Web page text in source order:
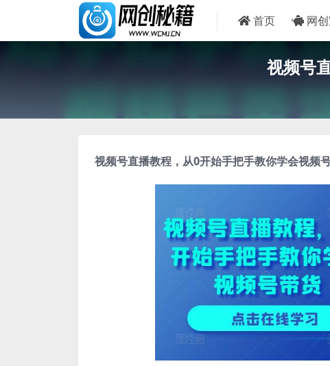
首页 网
视频号
视频号直播教程 ，从0开始手把手教你学会视频